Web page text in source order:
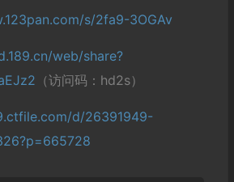
s/2fa9-3OGAv
web/share?
（访问码：hd2s）
d/26391949-